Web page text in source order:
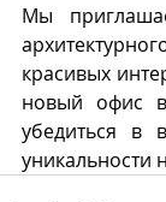
Мы
красивых
новый офис
убедиться в
уникальности